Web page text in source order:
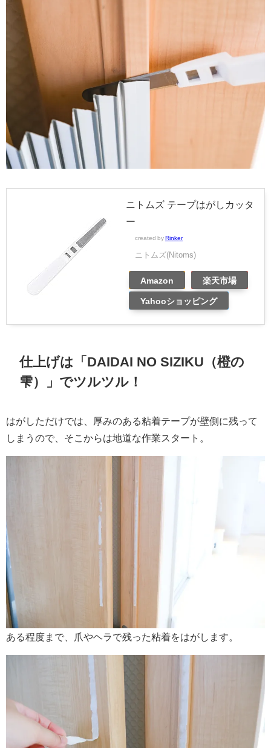
ニトムズ テープはがしカッタ
ー
created by Rinker
ニトムズ(Nitoms)
Amazon 楽天市場
Yahooショッピング
仕上げは「DAIDAI NO SIZIKU（橙の
雫）」でツルツル！
はがしただけでは、厚みのある粘着テープが壁側に残って
しまうので、そこからは地道な作業スタート。
ある程度まで、爪やヘラで残った粘着をはがします。